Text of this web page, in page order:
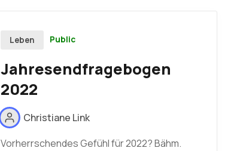
Leben Public
Jahresendfragebogen
2022
Christiane Link
Vorherrschendes Gefühl für 2022? Bähm.